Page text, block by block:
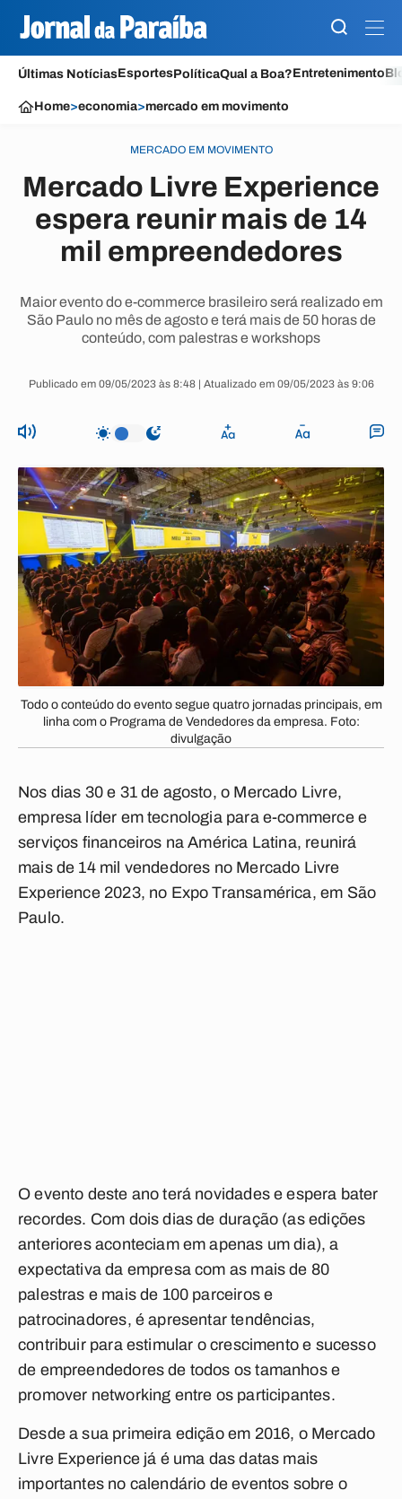
Últimas NotíciasEsportesPolíticaQual a Boa?Entretenimento
Home>economia>mercado em movimento
MERCADO EM MOVIMENTO
Mercado Livre Experience
espera reunir mais de 14
mil empreendedores
Maior evento do e-commerce brasileiro será realizado em
São Paulo no mês de agosto e terá mais de 50 horas de
conteúdo, com palestras e workshops
Publicado em 09/05/2023 às 8:48 | Atualizado em 09/05/2023 às 9:06
Todo o conteúdo do evento segue quatro jornadas principais, em
linha com o Programa de Vendedores da empresa. Foto:
divulgação
Nos dias 30 e 31 de agosto, o Mercado Livre,
empresa líder em tecnologia para e-commerce e
serviços financeiros na América Latina, reunirá
mais de 14 mil vendedores no Mercado Livre
Experience 2023, no Expo Transamérica, em São
Paulo.
O evento deste ano terá novidades e espera bater
recordes. Com dois dias de duração (as edições
anteriores aconteciam em apenas um dia), a
expectativa da empresa com as mais de 80
palestras e mais de 100 parceiros e
patrocinadores, é apresentar tendências,
contribuir para estimular o crescimento e sucesso
de empreendedores de todos os tamanhos e
promover networking entre os participantes.
Desde a sua primeira edição em 2016, o Mercado
Livre Experience já é uma das datas mais
importantes no calendário de eventos sobre o